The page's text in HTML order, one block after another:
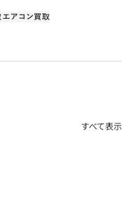
エアコン買取
すべて表示